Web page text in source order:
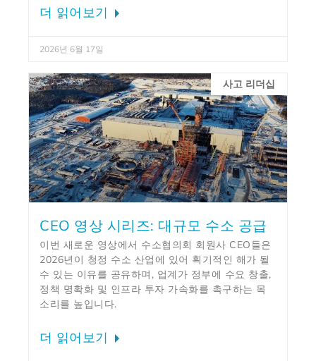
더 읽어보기
2026년 6월 17일
사고 리더십
CEO 영상 시리즈: 대규모 수소 공급
이번 새로운 영상에서 수소협의회 회원사 CEO들은
2026년이 청정 수소 산업에 있어 획기적인 해가 될
수 있는 이유를 공유하며, 업계가 정부에 수요 창출,
정책 명확화 및 인프라 투자 가속화를 촉구하는 목
소리를 높입니다.
더 읽어보기